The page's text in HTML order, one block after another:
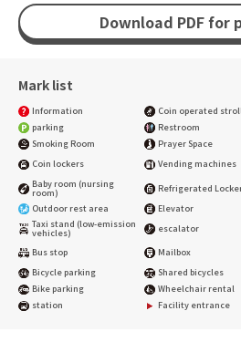
Download PDF for
Mark list
Information Coin operated
parking
Restroom
Smoking Room
Prayer Space
Coin lockers
Vending machines
Baby room (nursing
room) Refrigerated
Outdoor rest area
Elevator
Taxi stand (low-emission
vehicles) escalator
Bus stop Mailbox
Bicycle parking
Shared bicycles
Bike parking
Wheelchair rental
station
Facility entrance